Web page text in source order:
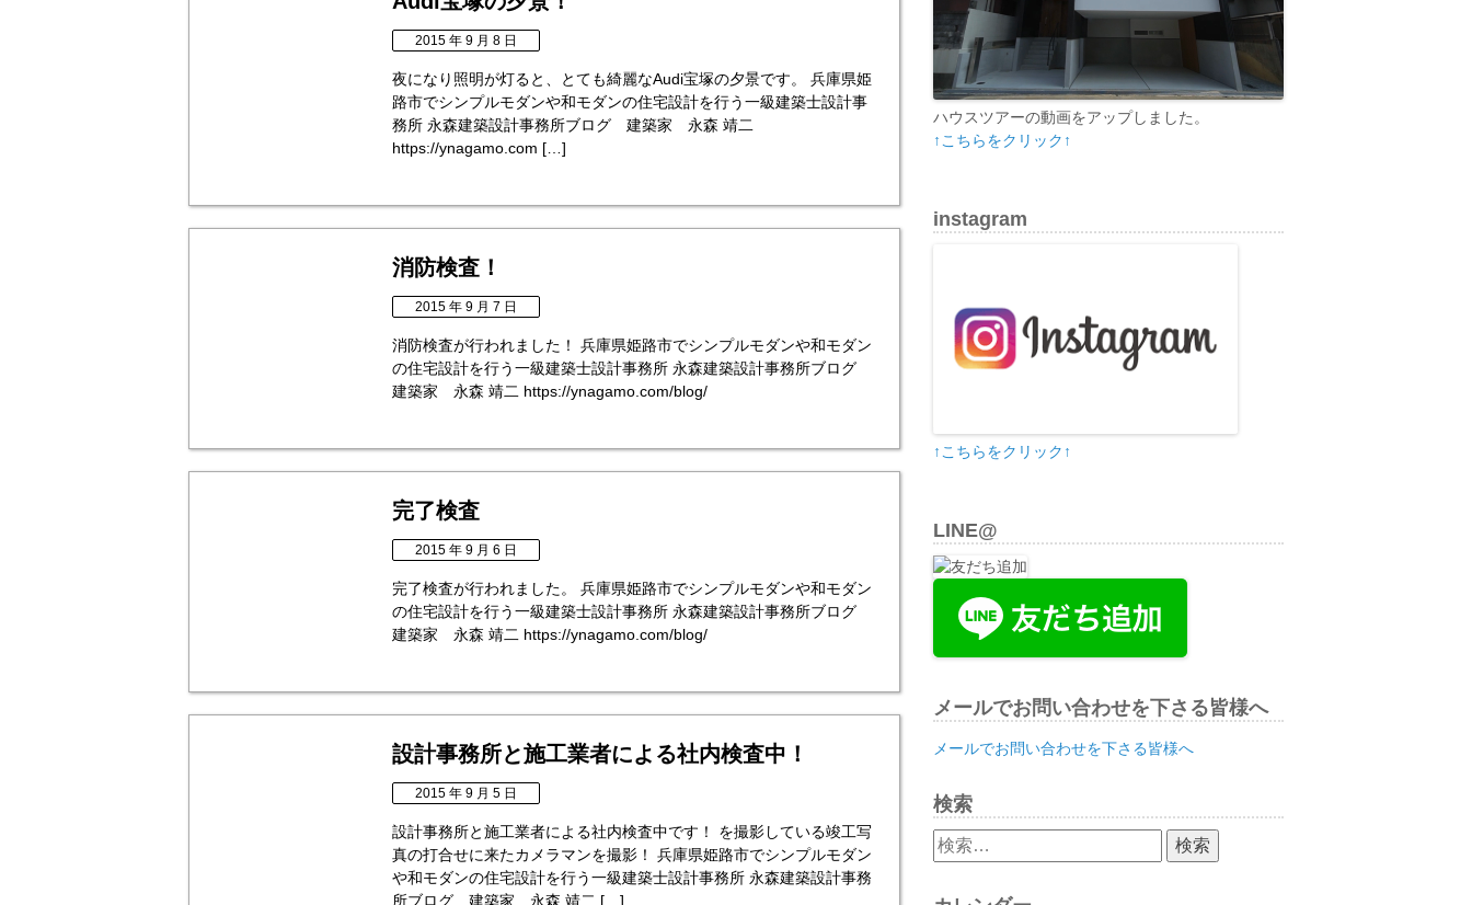
2015 年 9 月 8 日
夜になり照明が灯ると、とても綺麗なAudi宝塚の夕景です。 兵庫県姫
路市でシンプルモダンや和モダンの住宅設計を行う一級建築士設計事
務所 永森建築設計事務所ブログ 建築家 永森 靖二
https://ynagamo.com […]
消防検査！
2015 年 9 月 7 日
消防検査が行われました！ 兵庫県姫路市でシンプルモダンや和モダン
の住宅設計を行う一級建築士設計事務所 永森建築設計事務所ブログ
建築家 永森 靖二 https://ynagamo.com/blog/
完了検査
2015 年 9 月 6 日
完了検査が行われました。 兵庫県姫路市でシンプルモダンや和モダン
の住宅設計を行う一級建築士設計事務所 永森建築設計事務所ブログ
建築家 永森 靖二 https://ynagamo.com/blog/
設計事務所と施工業者による社内検査中！
2015 年 9 月 5 日
設計事務所と施工業者による社内検査中です！ を撮影している竣工写
真の打合せに来たカメラマンを撮影！ 兵庫県姫路市でシンプルモダン
や和モダンの住宅設計を行う一級建築士設計事務所 永森建築設計事務
所ブログ 建築家 永森 靖二 […]
ハウスツアーの動画をアップしました。
↑こちらをクリック↑
instagram
↑こちらをクリック↑
LINE@
メールでお問い合わせを下さる皆様へ
メールでお問い合わせを下さる皆様へ
検索
検
索: